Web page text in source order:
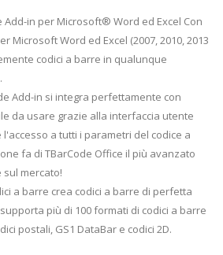
Add-in per Microsoft® Word ed Excel Con
Microsoft Word ed Excel (2007, 2010, 2013
codici a barre in qualunque
Add-in si integra perfettamente con
da usare grazie alla interfaccia utente
a tutti i parametri del codice a
fa di TBarCode Office il più avanzato
mercato!
a barre crea codici a barre di perfetta
più di 100 formati di codici a barre
postali, GS1 DataBar e codici 2D.